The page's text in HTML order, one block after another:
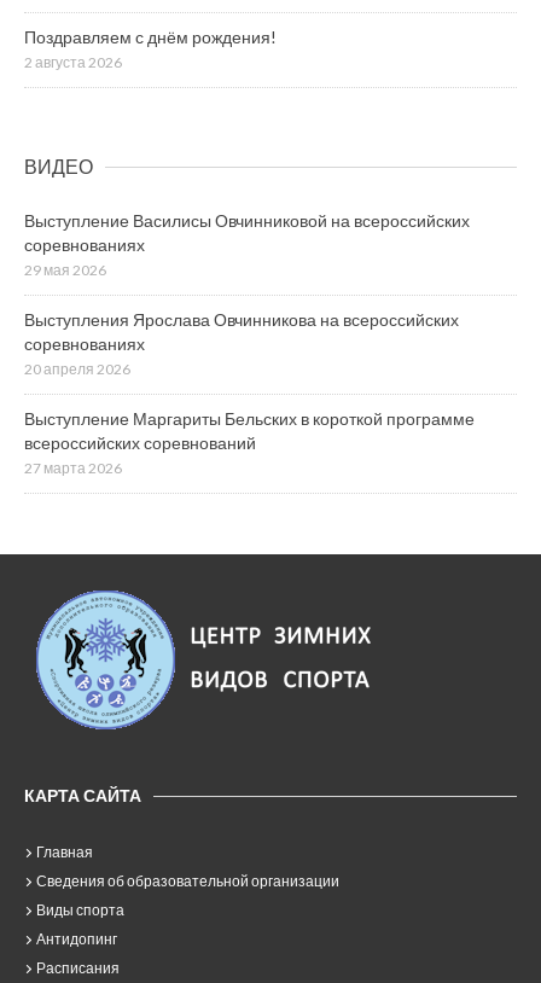
Поздравляем с днём рождения!
2 августа 2026
ВИДЕО
Выступление Василисы Овчинниковой на всероссийских
соревнованиях
29 мая 2026
Выступления Ярослава Овчинникова на всероссийских
соревнованиях
20 апреля 2026
Выступление Маргариты Бельских в короткой программе
всероссийских соревнований
27 марта 2026
КАРТА САЙТА
Главная
Сведения об образовательной организации
Виды спорта
Антидопинг
Расписания